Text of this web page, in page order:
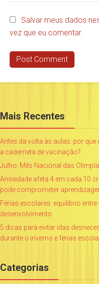
Salvar meus dados
vez que eu comentar.
Mais Recentes
Antes da volta às aulas: por
a caderneta de vacinação?
Julho: Mês Nacional das
Ansiedade afeta 4 em cada 10
pode comprometer
Férias escolares: equilíbrio
desenvolvimento
5 dicas para evitar idas
durante o inverno e férias
Categorias